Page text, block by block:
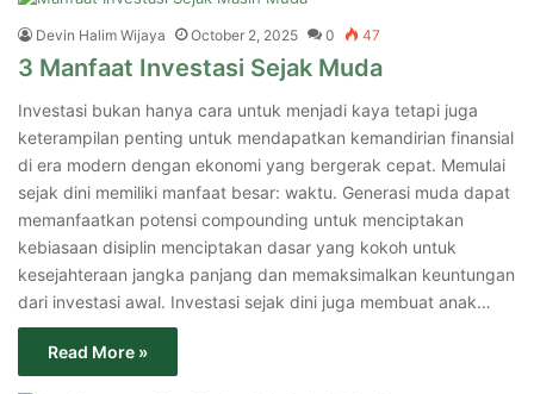
Devin Halim Wijaya October 2, 2025 0 47
3 Manfaat Investasi Sejak Muda
Investasi bukan hanya cara untuk menjadi kaya tetapi juga
keterampilan penting untuk mendapatkan kemandirian finansial
di era modern dengan ekonomi yang bergerak cepat. Memulai
sejak dini memiliki manfaat besar: waktu. Generasi muda dapat
memanfaatkan potensi compounding untuk menciptakan
kebiasaan disiplin menciptakan dasar yang kokoh untuk
kesejahteraan jangka panjang dan memaksimalkan keuntungan
dari investasi awal. Investasi sejak dini juga membuat anak…
Read More »